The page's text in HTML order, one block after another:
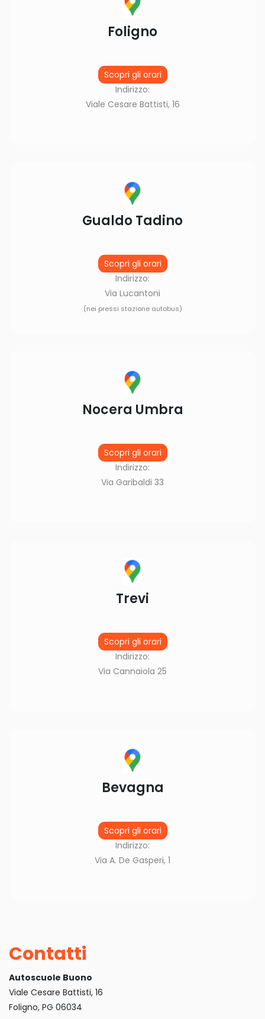
Foligno
Scopri gli orari
Indirizzo:
Viale Cesare Battisti, 16
Gualdo Tadino
Scopri gli orari
Indirizzo:
Via Lucantoni
(nei pressi stazione autobus)
Nocera Umbra
Scopri gli orari
Indirizzo:
Via Garibaldi 33
Trevi
Scopri gli orari
Indirizzo:
Via Cannaiola 25
Bevagna
Scopri gli orari
Indirizzo:
Via A. De Gasperi, 1
Contatti
Autoscuole Buono
Viale Cesare Battisti, 16
Foligno, PG 06034